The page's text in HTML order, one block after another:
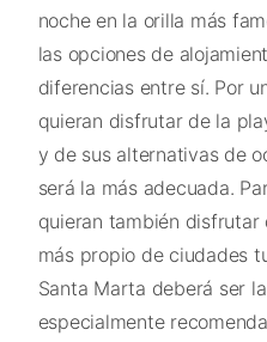
noche en la orilla más
las opciones de
diferencias entre sí. Por
quieran disfrutar de la
y de sus alternativas de
será la más adecuada.
quieran también
más propio de ciudades
Santa Marta deberá ser
especialmente